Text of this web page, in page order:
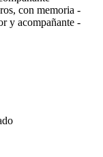
con memoria -
y acompañante -